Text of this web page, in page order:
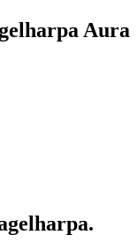
Aura